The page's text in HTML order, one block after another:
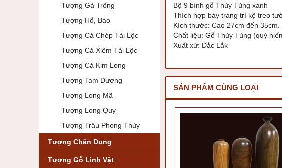
Tượng Gà Trống
Tượng Hổ, Báo
Tượng Cá Chép Tài Lộc
Tượng Cá Xiêm Tài Lộc
Tượng Cá Kim Long
Tượng Tam Dương
Tượng Long Mã
Tượng Long Quy
Tượng Trâu Phong Thủy
Tượng Chân Dung
Tượng Gỗ Linh Vật
Bộ 9 bình gỗ Thủy Tùng xanh
Thích hợp bày trang trí kệ treo
Kích thước: Cao 27cm đến
Chất liệu: Gỗ Thủy Tùng (quý
Xuất xứ: Đắc Lắk
SẢN PHẨM CÙNG LOẠI